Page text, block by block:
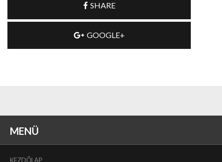
SHARE
GOOGLE+
MENÜ
KEZDŐLAP